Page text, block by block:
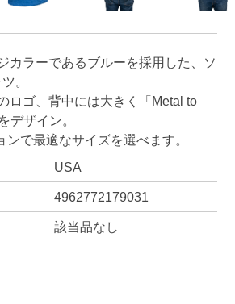
カラーであるブルーを採用した、ソ
。
ロゴ、背中には大きく「Metal to
デザイン。
で最適なサイズを選べます。
USA
4962772179031
該当品なし